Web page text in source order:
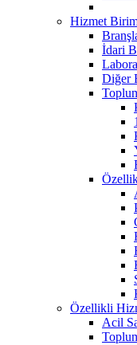
Hizmet
İdari
Diğer
Özellikli
Acil